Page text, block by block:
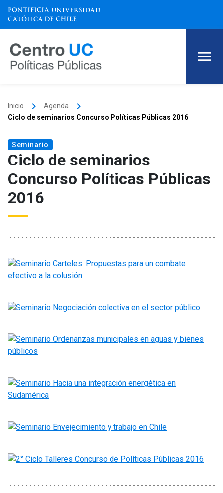
Inicio keyboard_arrow_right Agenda keyboard_arrow_right
Ciclo de seminarios Concurso Políticas Públicas 2016
Seminario
Ciclo de seminarios
Concurso Políticas Públicas
2016